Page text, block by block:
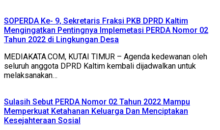
SOPERDA Ke- 9, Sekretaris Fraksi PKB DPRD Kaltim
Mengingatkan Pentingnya Implemetasi PERDA Nomor 02
Tahun 2022 di Lingkungan Desa
MEDIAKATA.COM, KUTAI TIMUR – Agenda kedewanan oleh
seluruh anggota DPRD Kaltim kembali dijadwalkan untuk
melaksanakan…
Sulasih Sebut PERDA Nomor 02 Tahun 2022 Mampu
Memperkuat Ketahanan Keluarga Dan Menciptakan
Kesejahteraan Sosial